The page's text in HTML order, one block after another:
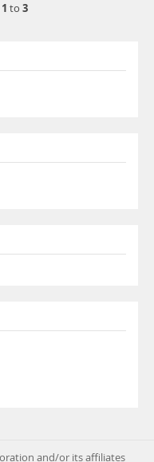
1 to 3
and/or its affiliates